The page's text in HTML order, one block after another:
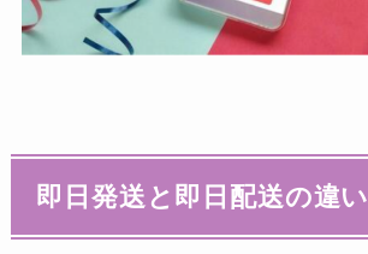
即日発送と即日配送の違い